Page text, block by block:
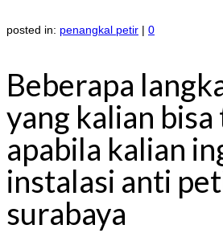
posted in: penangkal petir | 0
Beberapa
yang kalian
apabila kalian
instalasi anti
surabaya